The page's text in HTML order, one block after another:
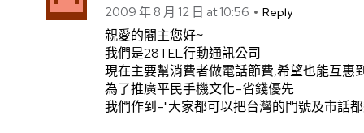
2009 年 8 月 12 日 at 10:56 Reply
親愛的閣主您好~
我們是28TEL行動通訊公司
現在主要幫消費者做電話節費,希望也能互惠
為了推廣平民手機文化–省錢優先
我們作到–"大家都可以把台灣的門號及市話